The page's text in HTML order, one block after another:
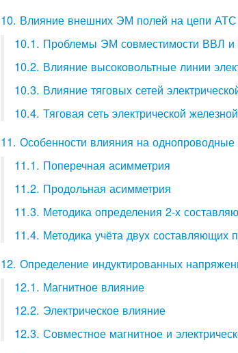
10. Влияние внешних ЭМ полей на цепи АТС
10.1. Проблемы ЭМ совместимости ВВЛ
10.2. Влияние высоковольтные линии
10.3. Влияние тяговых сетей
10.4. Тяговая сеть электрической
11. Особенности влияния на
11.1. Поперечная асимметрия
11.2. Продольная асимметрия
11.3. Методика определения 2-х
11.4. Методика учёта двух составляющих
12. Определение индуктированных
12.1. Магнитное влияние
12.2. Электрическое влияние
12.3. Совместное магнитное и